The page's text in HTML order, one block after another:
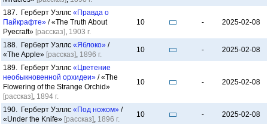
187. Герберт Уэллс «Правда о
Пайкрафте» / «The Truth About
Pyecraft» [рассказ], 1903 г.
10 - 2025-02-08
188. Герберт Уэллс «Яблоко» /
«The Apple» [рассказ], 1896 г.
10 - 2025-02-08
189. Герберт Уэллс «Цветение
необыкновенной орхидеи» / «The
Flowering of the Strange Orchid»
[рассказ], 1894 г.
10 - 2025-02-08
190. Герберт Уэллс «Под ножом» /
«Under the Knife» [рассказ], 1896 г.
10 - 2025-02-08